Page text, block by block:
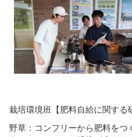
栽培環境班【肥料自給に関する
野草：コンフリーから肥料を